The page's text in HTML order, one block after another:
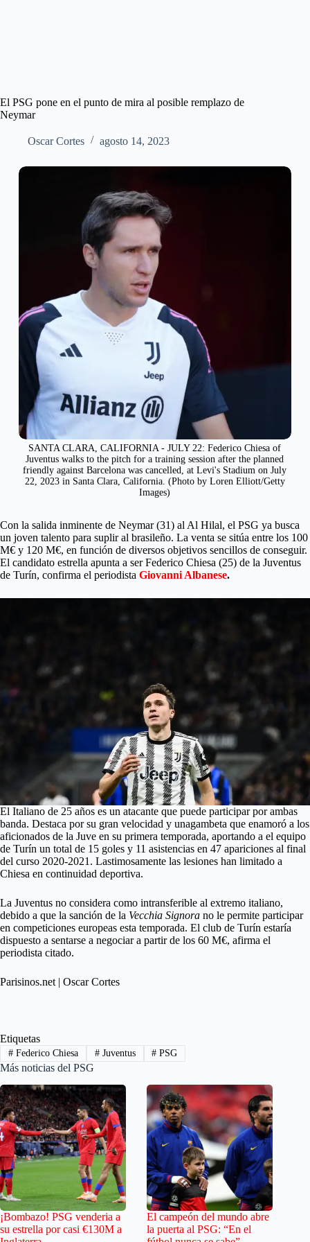
El PSG pone en el punto de mira al posible remplazo de
Neymar
Oscar Cortes agosto 14, 2023
SANTA CLARA, CALIFORNIA - JULY 22: Federico Chiesa of
Juventus walks to the pitch for a training session after the planned
friendly against Barcelona was cancelled, at Levi's Stadium on July
22, 2023 in Santa Clara, California. (Photo by Loren Elliott/Getty
Images)
Con la salida inminente de Neymar (31) al Al Hilal, el PSG ya busca
un joven talento para suplir al brasileño. La venta se sitúa entre los 100
M€ y 120 M€, en función de diversos objetivos sencillos de conseguir.
El candidato estrella apunta a ser Federico Chiesa (25) de la Juventus
de Turín, confirma el periodista Giovanni Albanese.
El Italiano de 25 años es un atacante que puede participar por ambas
banda. Destaca por su gran velocidad y unagambeta que enamoró a los
aficionados de la Juve en su primera temporada, aportando a el equipo
de Turín un total de 15 goles y 11 asistencias en 47 apariciones al final
del curso 2020-2021. Lastimosamente las lesiones han limitado a
Chiesa en continuidad deportiva.
La Juventus no considera como intransferible al extremo italiano,
debido a que la sanción de la Vecchia Signora no le permite participar
en competiciones europeas esta temporada. El club de Turín estaría
dispuesto a sentarse a negociar a partir de los 60 M€, afirma el
periodista citado.
Parisinos.net | Oscar Cortes
Etiquetas
#Federico Chiesa #Juventus # PSG
Más noticias del PSG
¡Bombazo! PSG venderia a
su estrella por casi €130M a
El campeón del mundo abre
la puerta al PSG: “En el